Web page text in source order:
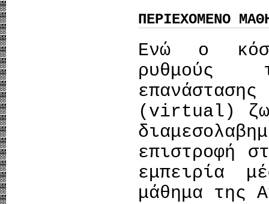
ΠΕΡΙΕΧΟΜΕΝΟ
Ενώ ο
ρυθμούς
(virtual)
επιστροφή
εμπειρία
μάθημα της